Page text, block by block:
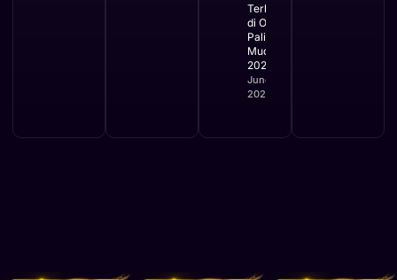
Terbaru
di OSS
Paling
Mudah
2026
June 2,
2026